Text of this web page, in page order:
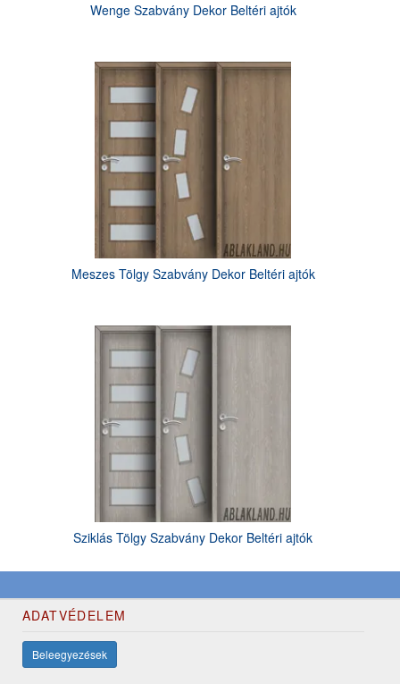
Wenge Szabvány Dekor Beltéri ajtók
Meszes Tölgy Szabvány Dekor Beltéri ajtók
Sziklás Tölgy Szabvány Dekor Beltéri ajtók
ADATVÉDELEM
Beleegyezések